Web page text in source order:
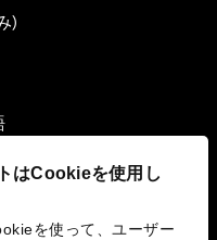
はCookieを使用し
を使って、ユーザー
)